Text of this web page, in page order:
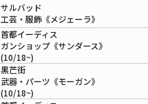
サルバッド
工芸・服飾《メジェーラ》
首都イーディス
ガンショップ《サンダース》
(10/18~)
黒芒街
武器・パーツ《モーガン》
(10/18~)